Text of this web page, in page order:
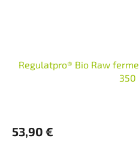
Regulatpro® Bio Raw
350
53,90 €